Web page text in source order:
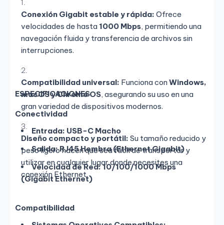
Conexión Gigabit estable y rápida: Ofrece
velocidades de hasta1000 Mbps, permitiendo una
navegación fluida y transferencia de archivos sin
interrupciones.
Compatibilidad universal: Funciona conWindows,
macOS y Chrome OS, asegurando su uso en una
gran variedad de dispositivos modernos.
Diseño compacto y portátil: Su tamaño reducido y
peso ligero hacen que sea fácil de transportar y
utilizar en cualquier lugar donde necesites una
conexión Ethernet.
ESPECIFICACIONES
Conectividad
Entrada: USB-C Macho
Salida: RJ45 Hembra (Ethernet Gigabit)
Velocidad de Red:10/100/1000 Mbps
(Gigabit Ethernet)
Compatibilidad